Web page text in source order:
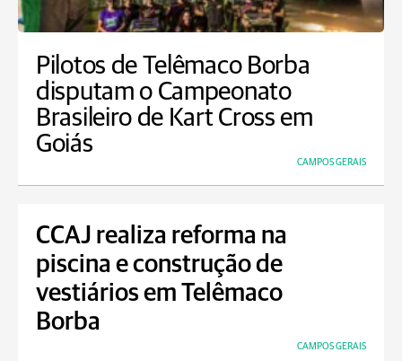
Pilotos de Telêmaco Borba
disputam o Campeonato
Brasileiro de Kart Cross em
Goiás
CAMPOS GERAIS
CCAJ realiza reforma na
piscina e construção de
vestiários em Telêmaco
Borba
CAMPOS GERAIS